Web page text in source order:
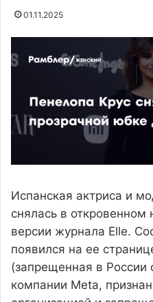
01.11.2025
Испанская актриса и
снялась в откровенном
версии журнала Elle.
появился на ее
(запрещенная в России
компании Meta,